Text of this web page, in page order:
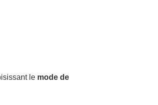
le mode de